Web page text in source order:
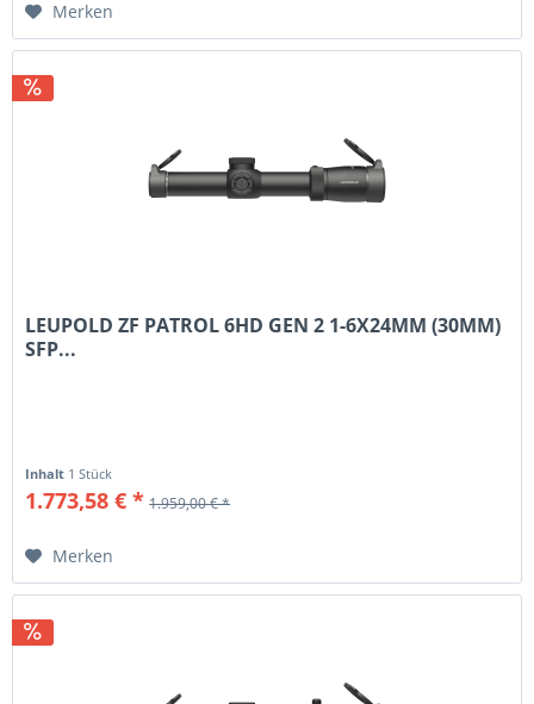
Merken
LEUPOLD ZF PATROL 6HD GEN 2 1-6X24MM (30MM)
SFP...
Inhalt 1 Stück
1.773,58 € * 1.959,00 € *
Merken